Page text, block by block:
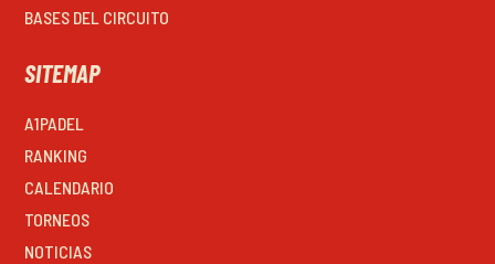
BASES DEL CIRCUITO
SITEMAP
A1PADEL
RANKING
CALENDARIO
TORNEOS
NOTICIAS